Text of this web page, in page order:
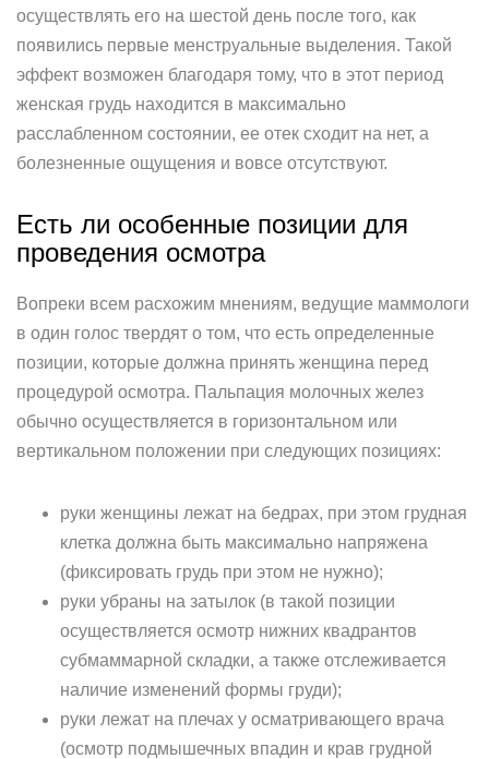
осуществлять его на шестой день после того, как
появились первые менструальные выделения. Такой
эффект возможен благодаря тому, что в этот период
женская грудь находится в максимально
расслабленном состоянии, ее отек сходит на нет, а
болезненные ощущения и вовсе отсутствуют.
Есть ли особенные позиции для
проведения осмотра
Вопреки всем расхожим мнениям, ведущие маммологи
в один голос твердят о том, что есть определенные
позиции, которые должна принять женщина перед
процедурой осмотра. Пальпация молочных желез
обычно осуществляется в горизонтальном или
вертикальном положении при следующих позициях:
руки женщины лежат на бедрах, при этом грудная
клетка должна быть максимально напряжена
(фиксировать грудь при этом не нужно);
руки убраны на затылок (в такой позиции
осуществляется осмотр нижних квадрантов
субмаммарной складки, а также отслеживается
наличие изменений формы груди);
руки лежат на плечах у осматривающего врача
(осмотр подмышечных впадин и крав грудной